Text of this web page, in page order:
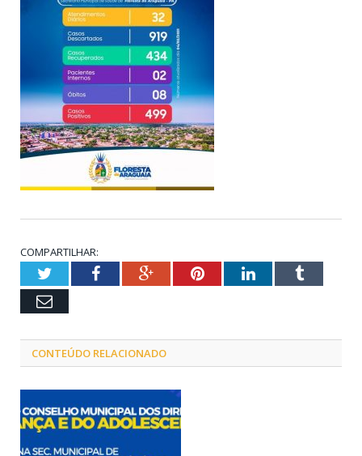
COMPARTILHAR:
TwitterFacebookGoogle+PinterestLinkedInTumblr
Email
CONTEÚDO RELACIONADO